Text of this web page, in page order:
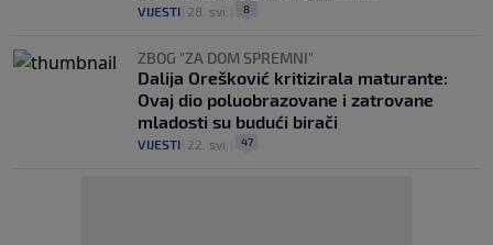
VIJESTI 28. svi. 8
ZBOG "ZA DOM SPREMNI"
Dalija Orešković kritizirala maturante:
Ovaj dio poluobrazovane i zatrovane
mladosti su budući birači
VIJESTI 22. svi. 47